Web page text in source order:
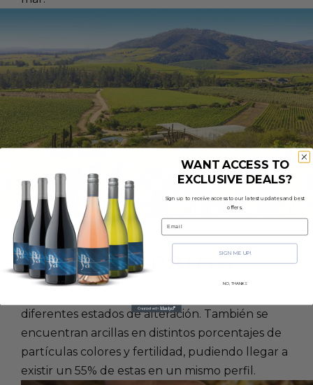
MATERIA PRIMA
diferentes estados de alteración. También se
encuentran arcillas en distintos porcentajes de
partículas colores y fertilidad, pudiendo llegar a
existir un 55% de estas en un mismo perfil.
WANT ACCESS TO
EXCLUSIVE DEALS?
Sign up to receive access to our latest updates and best
offers.
Email
SIGN ME UP!
NO, THANKS